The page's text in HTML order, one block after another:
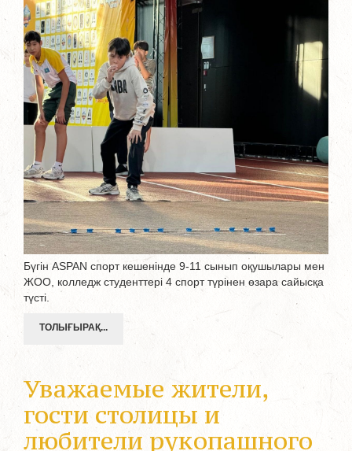
Бүгін ASPAN спорт кешенінде 9-11 сынып оқушылары мен
ЖОО, колледж студенттері 4 спорт түрінен өзара сайысқа
түсті.
ТОЛЫҒЫРАҚ...
Уважаемые жители,
гости столицы и
любители рукопашного